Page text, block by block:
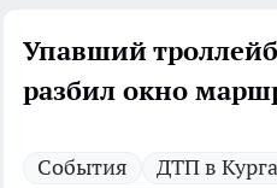
Упавший
разбил окно
Cобытия
ДТП в